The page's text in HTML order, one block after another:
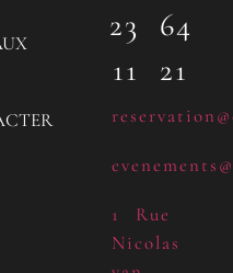
23 64
11 21
1 Rue
Nicolas